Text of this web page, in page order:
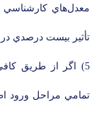
معدل‌هاي كارشناسي
تأثير بيست درصدي
5) اگر از طريق
تمامي مراحل ورود